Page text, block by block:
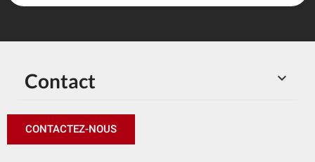

Contact
CONTACTEZ-NOUS